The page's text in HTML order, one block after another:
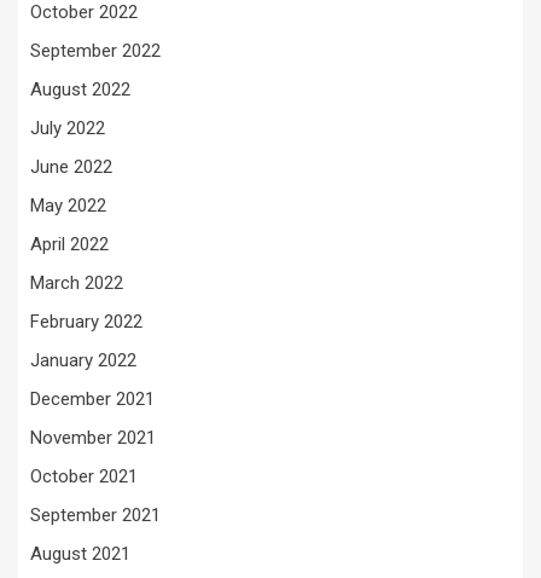
October 2022
September 2022
August 2022
July 2022
June 2022
May 2022
April 2022
March 2022
February 2022
January 2022
December 2021
November 2021
October 2021
September 2021
August 2021